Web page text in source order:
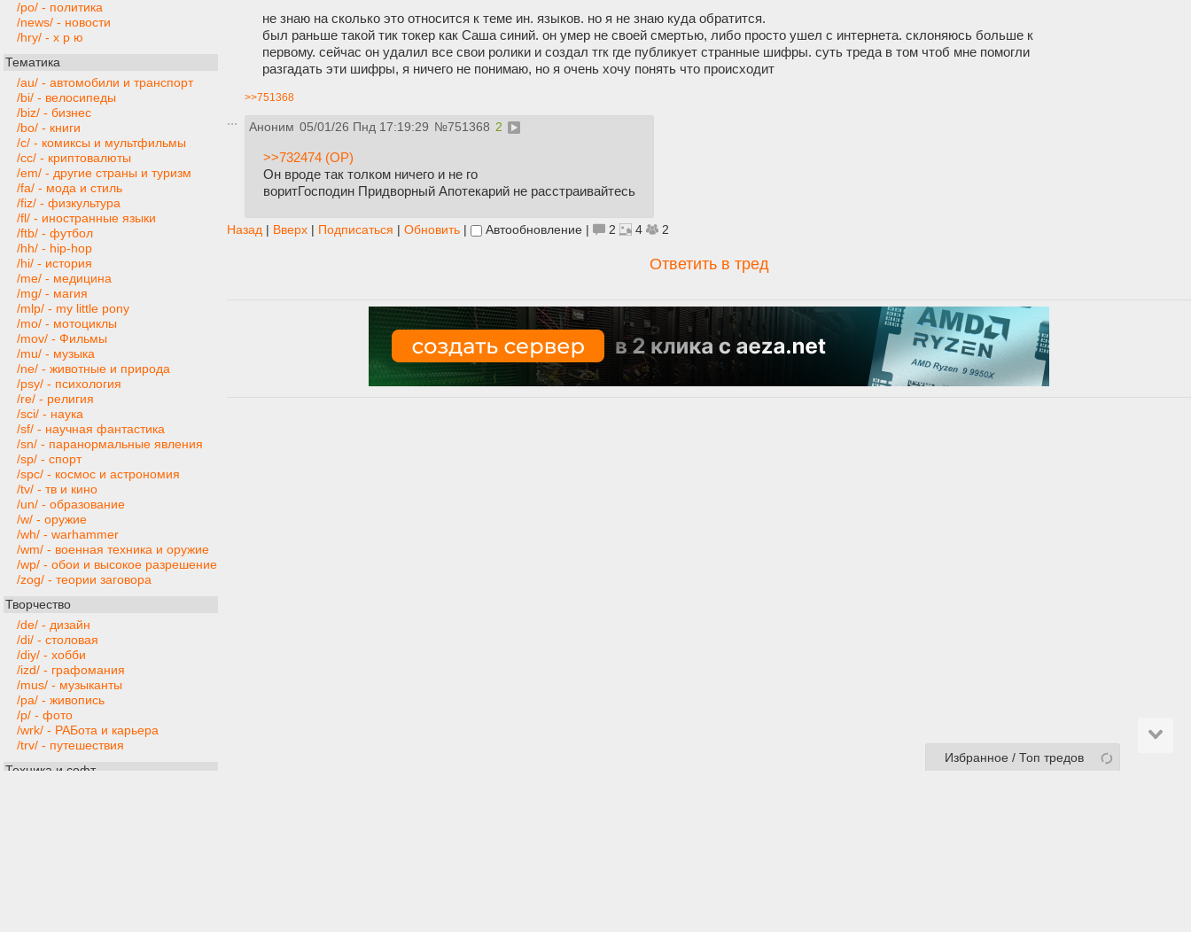
/po/ - политика
/news/ - новости
/hry/ - х р ю
Тематика
/au/ - автомобили и транспорт
/bi/ - велосипеды
/biz/ - бизнес
/bo/ - книги
/c/ - комиксы и мультфильмы
/cc/ - криптовалюты
/em/ - другие страны и туризм
/fa/ - мода и стиль
/fiz/ - физкультура
/fl/ - иностранные языки
/ftb/ - футбол
/hh/ - hip-hop
/hi/ - история
/me/ - медицина
/mg/ - магия
/mlp/ - my little pony
/mo/ - мотоциклы
/mov/ - Фильмы
/mu/ - музыка
/ne/ - животные и природа
/psy/ - психология
/re/ - религия
/sci/ - наука
/sf/ - научная фантастика
/sn/ - паранормальные явления
/sp/ - спорт
/spc/ - космос и астрономия
/tv/ - тв и кино
/un/ - образование
/w/ - оружие
/wh/ - warhammer
/wm/ - военная техника и оружие
/wp/ - обои и высокое разрешение
/zog/ - теории заговора
Творчество
/de/ - дизайн
/di/ - столовая
/diy/ - хобби
/izd/ - графомания
/mus/ - музыканты
/pa/ - живопись
/p/ - фото
/wrk/ - РАБота и карьера
/trv/ - путешествия
Техника и софт
не знаю на сколько это относится к теме ин. языков. но я не знаю куда обратится.
был раньше такой тик токер как Саша синий. он умер не своей смертью, либо просто ушел с интернета. склоняюсь больше к
первому. сейчас он удалил все свои ролики и создал тгк где публикует странные шифры. суть треда в том чтоб мне помогли
разгадать эти шифры, я ничего не понимаю, но я очень хочу понять что происходит
>>751368
Аноним 05/01/26 Пнд 17:19:29 №751368 2
>>732474 (OP)
Он вроде так толком ничего и не го
воритГосподин Придворный Апотекарий не расстраивайтесь
Назад Вверх Подписаться Обновить Автообновление 2 4 2
Ответить в тред
Избранное / Топ тредов